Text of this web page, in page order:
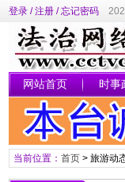
登录/注册/忘记密码
网站首页 时事
当前位置： 首页> 旅游动